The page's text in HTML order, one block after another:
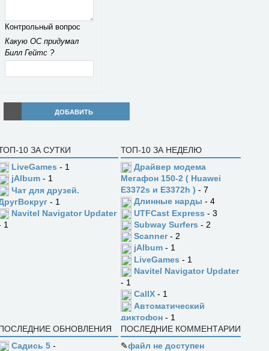
Контрольный вопрос
Какую ОС придумал
Билл Гейтс ?
ДОБАВИТЬ
10 ЗА СУТКИ
LiveGames - 1
jAlbum - 1
Чат для друзей.
- 1
Navitel Navigator Updater
1
ТОП-10 ЗА НЕДЕЛЮ
Драйвер модема
Мегафон 150-2 ( Huawei
E3372s и E3372h ) - 7
Длинные нарды - 4
UTFCast Express - 3
Subway Surfers - 2
Scanner- 2
jAlbum - 1
LiveGames - 1
Navitel Navigator Updater
- 1
CallX - 1
Автоматический
диктофон - 1
ОБНОВЛЕНИЯ
Садись 5 -
ПОСЛЕДНИЕ КОММЕНТАРИИ
✎файл не доступен